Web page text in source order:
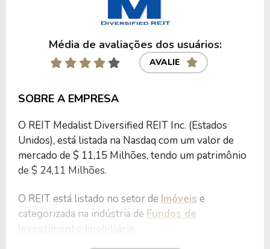
Média de avaliações dos usuários:
AVALIE
SOBRE A EMPRESA
O REIT Medalist Diversified REIT Inc. (Estados
Unidos), está listada na Nasdaq com um valor de
mercado de $ 11,15 Milhões, tendo um patrimônio
de $ 24,11 Milhões.
O REIT está listado no setor de Imóveis e
categorizada na indústria de Fundos de
Investimento Imobiliário